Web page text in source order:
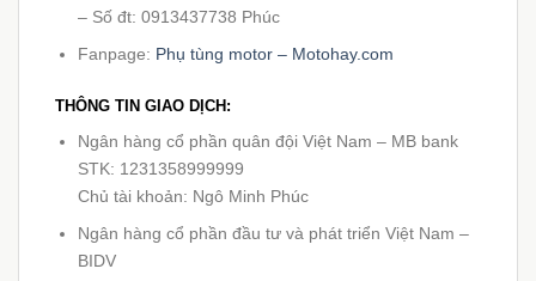
– Số đt: 0913437738 Phúc
Fanpage: Phụ tùng motor – Motohay.com
THÔNG TIN GIAO DỊCH:
Ngân hàng cổ phần quân đội Việt Nam – MB bank
STK: 1231358999999
Chủ tài khoản: Ngô Minh Phúc
Ngân hàng cổ phần đầu tư và phát triển Việt Nam –
BIDV